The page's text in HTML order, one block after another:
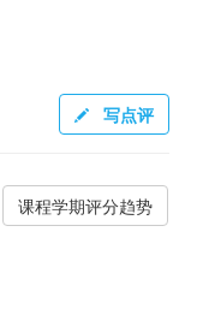
写点评
课程学期评分趋势